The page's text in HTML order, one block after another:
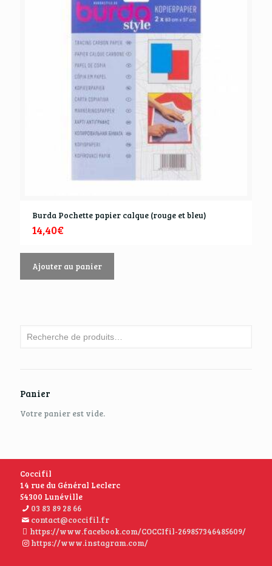
Burda Pochette papier calque (rouge et bleu)
14,40€
Ajouter au panier
Panier
Votre panier est vide.
Coccifil
14 rue du Général Leclerc
54300 Lunéville
03 83 89 28 66
contact@coccifil.fr
https://www.facebook.com/COCCIfil-269857346485609/
https://www.instagram.com/